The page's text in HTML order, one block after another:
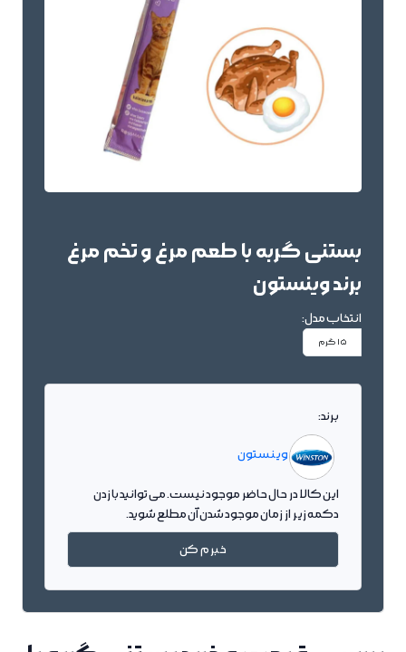
بستنی گربه با طعم مرغ و تخم مرغ
برند وینستون
انتخاب مدل:
15 گرم
برند:
وینستون
این کالا در حال حاضر موجود نیست. می توانید با زدن
دکمه زیر از زمان موجود شدن آن مطلع شوید.
خبرم کن